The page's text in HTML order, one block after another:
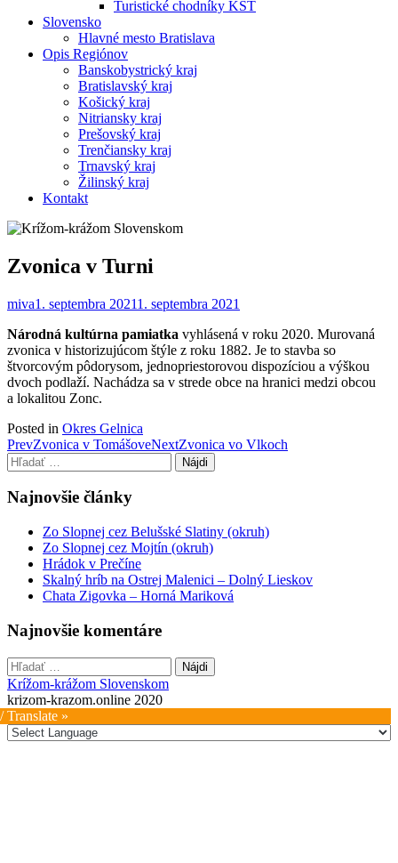
Turistické chodníky KST
Slovensko
Hlavné mesto Bratislava
Opis Regiónov
Banskobystrický kraj
Bratislavský kraj
Košický kraj
Nitriansky kraj
Prešovský kraj
Trenčiansky kraj
Trnavský kraj
Žilinský kraj
Kontakt
Zvonica v Turni
miva1. septembra 20211. septembra 2021
Národná kultúrna pamiatka vyhlásená v roku 2020. Murovaná
zvonica v historizujúcom štýle z roku 1882. Je to stavba so
štvorcovým pôdorysom, jednopriestorovou dispozíciou a výškou
dvoch podlaží. Nachádza sa v strede obce na hranici medzi obcou
a lokalitou Zonc.
Posted in Okres Gelnica
Post
navigation
PrevZvonica v TomášoveNextZvonica vo Vlkoch
Hľadať:
Najnovšie články
Zo Slopnej cez Belušské Slatiny (okruh)
Zo Slopnej cez Mojtín (okruh)
Hrádok v Prečíne
Skalný hríb na Ostrej Malenici – Dolný Lieskov
Chata Zigovka – Horná Mariková
Najnovšie komentáre
Hľadať:
Krížom-krážom Slovenskom
krizom-krazom.online 2020
Translate »